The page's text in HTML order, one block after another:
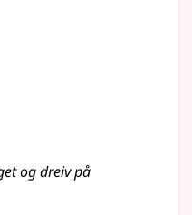
og dreiv på